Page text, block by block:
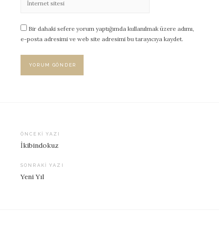
Bir dahaki sefere yorum yaptığımda kullanılmak üzere adımı,
e-posta adresimi ve web site adresimi bu tarayıcıya kaydet.
dolaşımı
ÖNCEKI YAZI
İkibindokuz
SONRAKI YAZI
Yeni Yıl